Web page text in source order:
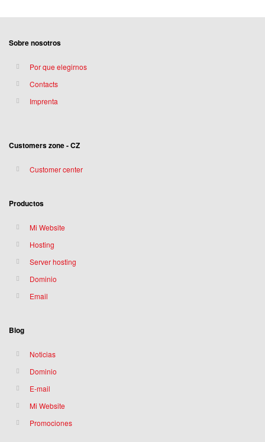
Sobre nosotros
Por que elegirnos
Contacts
Imprenta
Customers zone - CZ
Customer center
Productos
Mi Website
Hosting
Server hosting
Dominio
Email
Blog
Noticias
Dominio
E-mail
Mi Website
Promociones